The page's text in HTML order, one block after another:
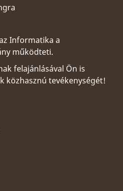
Informatika a
működteti.
felajánlásával Ön is
közhasznú tevékenységét!